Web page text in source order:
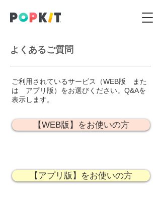
よくあるご質問
ご利用されているサービス（WEB版 また
は アプリ版）をお選びください。Q&Aを
表示します。
【WEB版】をお使いの方
【アプリ版】をお使いの方